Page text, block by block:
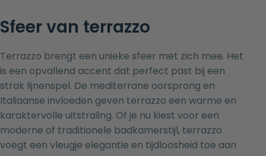
Sfeer van terrazzo
Terrazzo brengt een unieke sfeer met zich mee. Het
is een opvallend accent dat perfect past bij een
strak lijnenspel. De mediterrane oorsprong en
Italiaanse invloeden geven terrazzo een warme en
karaktervolle uitstraling. Of je nu kiest voor een
moderne of traditionele badkamerstijl, terrazzo
voegt een vleugje elegantie en tijdloosheid toe aan